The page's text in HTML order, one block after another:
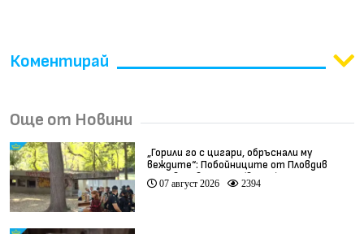
Коментирай
Още от Новини
„Горили го с цигари, обръснали му
веждите“: Побойниците от Пловдив
остават в ареста (видео)
07 август 2026 2394